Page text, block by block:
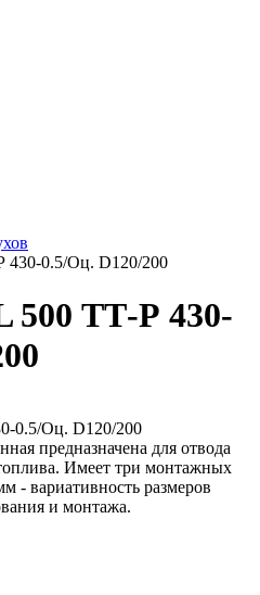
430-0.5/Оц. D120/200
500 ТТ-Р 430-
предназначена для отвода
Имеет три монтажных
- вариативность размеров
и монтажа.